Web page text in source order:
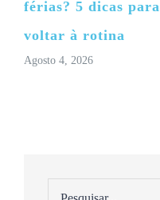
férias? 5 dicas para
voltar à rotina
Agosto 4, 2026